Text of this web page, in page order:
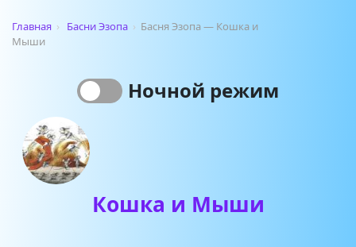
Главная › Басни Эзопа › Басня Эзопа — Кошка и
Мыши
Ночной режим
Кошка и Мыши